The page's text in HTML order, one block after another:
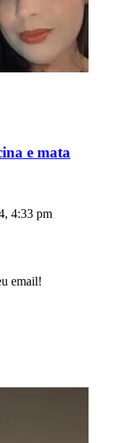
e mata
4:33 pm
email!